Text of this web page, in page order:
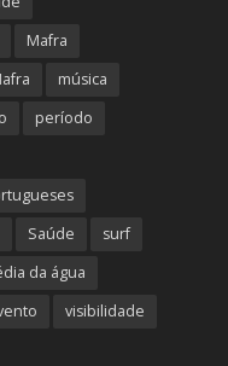
Mafra
música
período
Saúde
surf
da água
visibilidade